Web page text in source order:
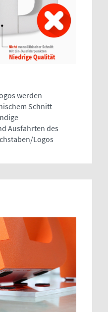
werden
Schnitt
Ausfahrten des
Logos